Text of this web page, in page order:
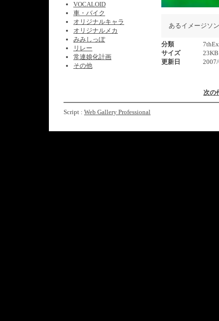
VOCALOID
車・バイク
オリジナルキャラ
オリジナルメカ
みみしっぽ
リレー
常連娘化計画
その他
あるイメージソ
分類
サイズ
23KB
更新日
次の
Script : Web Gallery Professional